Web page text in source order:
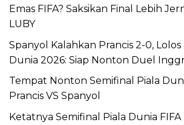
Emas FIFA? Saksikan Final Lebih
LUBY
Spanyol Kalahkan Prancis 2-0, Lolos
Dunia 2026: Siap Nonton Duel
Tempat Nonton Semifinal Piala
Prancis VS Spanyol
Ketatnya Semifinal Piala Dunia FIFA